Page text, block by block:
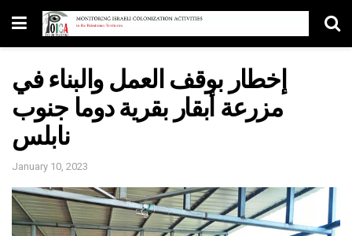
إخطار بوقف العمل والبناء في
مزرعة أبقار بقرية دوما جنوب
نابلس
January 10, 2023